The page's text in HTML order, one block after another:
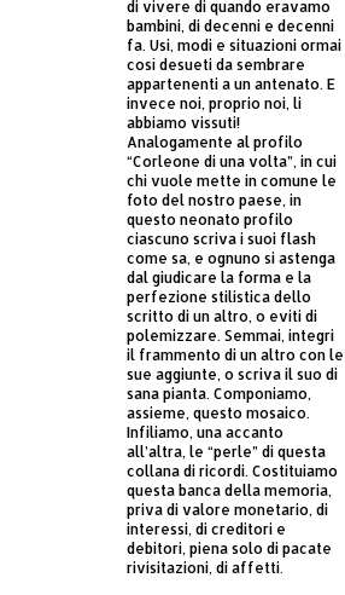
di vivere di quando eravamo
bambini, di decenni e decenni
fa. Usi, modi e situazioni ormai
così desueti da sembrare
appartenenti a un antenato. E
invece noi, proprio noi, li
abbiamo vissuti!
Analogamente al profilo
“Corleone di una volta”, in cui
chi vuole mette in comune le
foto del nostro paese, in
questo neonato profilo
ciascuno scriva i suoi flash
come sa, e ognuno si astenga
dal giudicare la forma e la
perfezione stilistica dello
scritto di un altro, o eviti di
polemizzare. Semmai, integri
il frammento di un altro con le
sue aggiunte, o scriva il suo di
sana pianta. Componiamo,
assieme, questo mosaico.
Infiliamo, una accanto
all’altra, le “perle” di questa
collana di ricordi. Costituiamo
questa banca della memoria,
priva di valore monetario, di
interessi, di creditori e
debitori, piena solo di pacate
rivisitazioni, di affetti.